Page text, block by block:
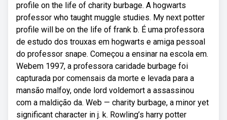
profile on the life of charity burbage. A hogwarts
professor who taught muggle studies. My next potter
profile will be on the life of frank b. É uma professora
de estudo dos trouxas em hogwarts e amiga pessoal
do professor snape. Começou a ensinar na escola em.
Webem 1997, a professora caridade burbage foi
capturada por comensais da morte e levada para a
mansão malfoy, onde lord voldemort a assassinou
com a maldição da. Web — charity burbage, a minor yet
significant character in j. k. Rowling’s harry potter